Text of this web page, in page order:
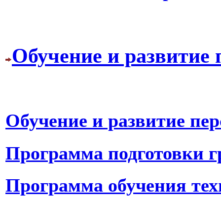
Обучение и развитие
Обучение и развитие
Программа подготовки
Программа обучения